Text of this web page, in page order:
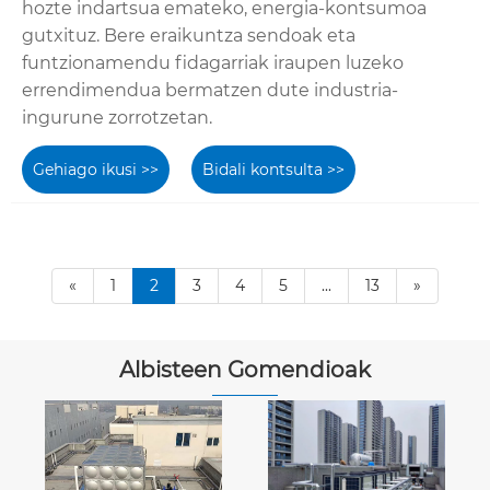
hozte indartsua emateko, energia-kontsumoa
gutxituz. Bere eraikuntza sendoak eta
funtzionamendu fidagarriak iraupen luzeko
errendimendua bermatzen dute industria-
ingurune zorrotzetan.
Gehiago ikusi >> Bidali kontsulta >>
« 1 2 3 4 5 ... 13 »
Albisteen Gomendioak